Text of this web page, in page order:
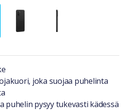
joka suojaa puhelinta
puhelin pysyy tukevasti kädessä